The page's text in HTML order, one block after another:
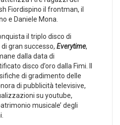
Fiordispino il frontman, il
e Daniele Mona.
il triplo disco di
gran successo, Everytime,
dalla data di
disco d’oro dalla Fimi. Il
di gradimento delle
di pubblicità televisive,
su youtube,
musicale’ degli